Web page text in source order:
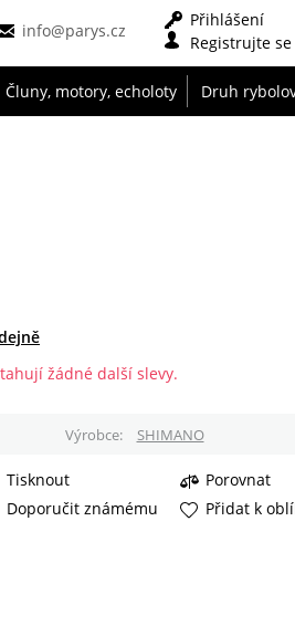
info@parys.cz
Přihlášení
Registrujte se
Čluny, motory, echoloty Druh
žádné další slevy.
Výrobce SHIMANO
Porovnat
Doporučit známému
Tisknout
Přidat k